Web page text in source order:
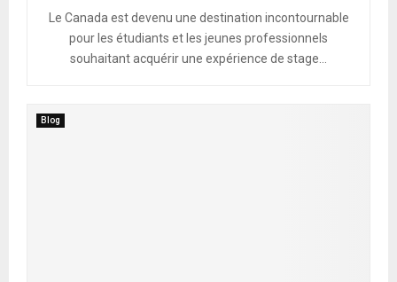
Le Canada est devenu une destination incontournable
pour les étudiants et les jeunes professionnels
souhaitant acquérir une expérience de stage...
Blog